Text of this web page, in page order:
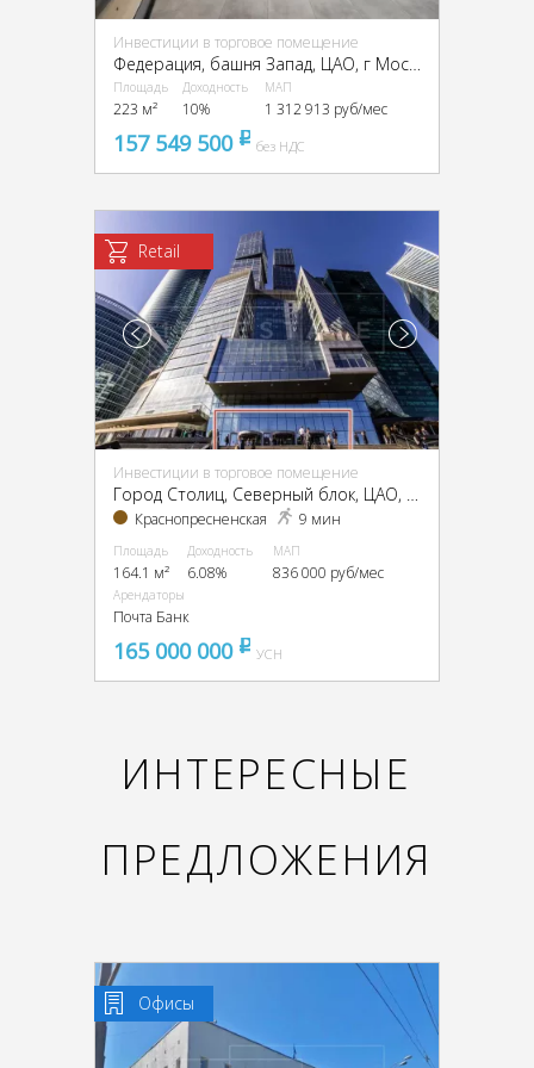
Инвестиции в торговое помещение
Федерация, башня Запад, ЦАО, г Москва, Пресненская наб., 12
Площадь
223 м²
Доходность
10%
МАП
1 312 913 руб/мес
157 549 500 pуббез НДС
Retail
Инвестиции в торговое помещение
Город Столиц, Северный блок, ЦАО, г Москва, Пресненская наб., 8, стр. 1
Краснопресненская 9 мин
Площадь
164.1 м²
Доходность
6.08%
МАП
836 000 руб/мес
Арендаторы
Почта Банк
165 000 000 pуб
УСН
ИНТЕРЕСНЫЕ
ПРЕДЛОЖЕНИЯ
Офисы